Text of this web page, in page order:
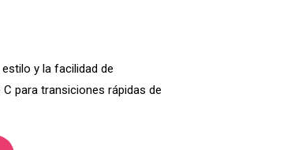
y la facilidad de
para transiciones rápidas de